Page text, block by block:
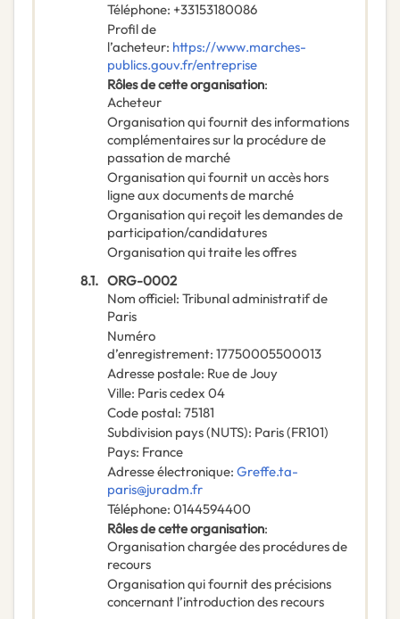
Téléphone: +33153180086
Profil de
l’acheteur: https://www.marches-
publics.gouv.fr/entreprise
Rôles de cette organisation:
Acheteur
Organisation qui fournit des informations
complémentaires sur la procédure de
passation de marché
Organisation qui fournit un accès hors
ligne aux documents de marché
Organisation qui reçoit les demandes de
participation/candidatures
Organisation qui traite les offres
8.1. ORG-0002
Nom officiel: Tribunal administratif de
Paris
Numéro
d’enregistrement: 17750005500013
Adresse postale: Rue de Jouy
Ville: Paris cedex 04
Code postal: 75181
Subdivision pays (NUTS): Paris(FR101)
Pays: France
Adresse électronique: Greffe.ta-
paris@juradm.fr
Téléphone: 0144594400
Rôles de cette organisation:
Organisation chargée des procédures de
recours
Organisation qui fournit des précisions
concernant l’introduction des recours